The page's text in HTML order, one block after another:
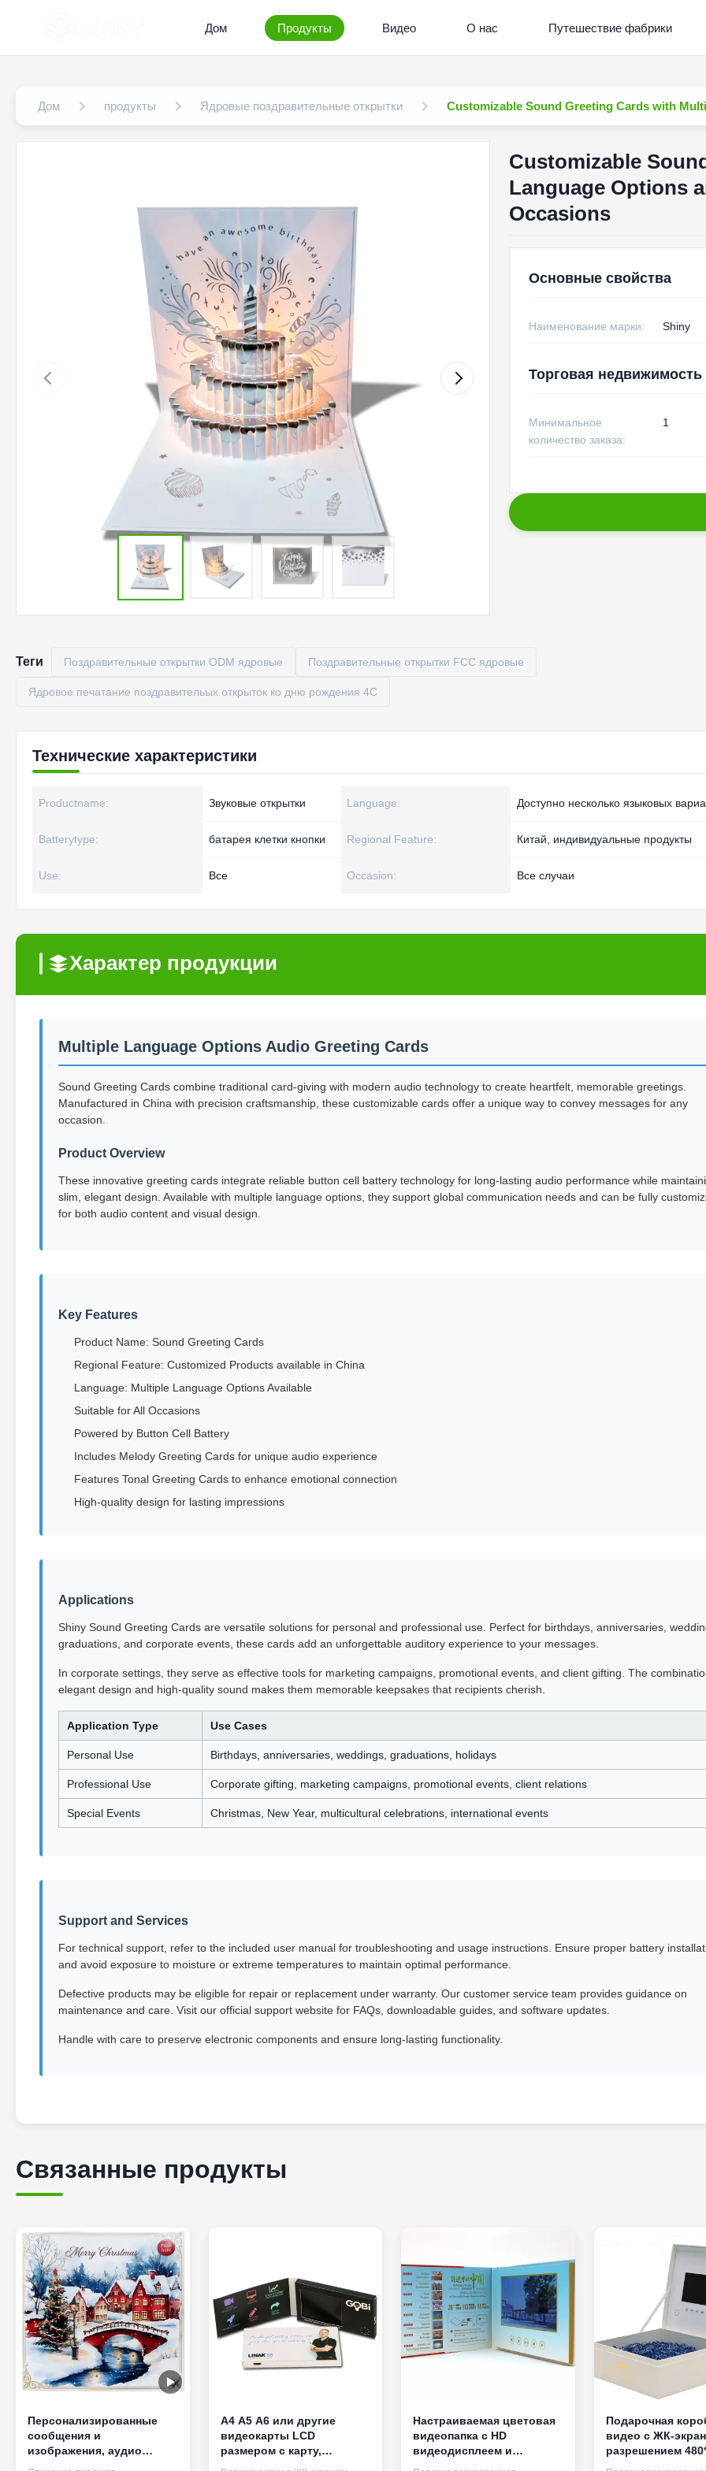
Дом Продукты Видео О нас Путешествие фабрики
Дом продукты Ядровые поздравительные открытки Customizable Sound Greeting Cards with
Customizable
Language Options
Occasions
Основные свойства
Наименование марки: Shiny
Торговая недвижимость
Минимальное
количество заказа:
1
Теги Поздравительные открытки ODM ядровые Поздравительные открытки FCC ядровые
Ядровое печатание поздравительых открыток ко дню рождения 4C
Технические характеристики
Productname: Звуковые открытки Language: Доступно несколько языковых
Batterytype: батарея клетки кнопки Regional Feature: Китай, индивидуальные продукты
Use: Все Occasion: Все случаи
Характер продукции
Multiple Language Options Audio Greeting Cards
Sound Greeting Cards combine traditional card-giving with modern audio technology to create heartfelt, memorable greetings.
Manufactured in China with precision craftsmanship, these customizable cards offer a unique way to convey messages for any
occasion.
Product Overview
These innovative greeting cards integrate reliable button cell battery technology for long-lasting audio performance while
slim, elegant design. Available with multiple language options, they support global communication needs and can be fully
for both audio content and visual design.
Key Features
Product Name: Sound Greeting Cards
Regional Feature: Customized Products available in China
Language: Multiple Language Options Available
Suitable for All Occasions
Powered by Button Cell Battery
Includes Melody Greeting Cards for unique audio experience
Features Tonal Greeting Cards to enhance emotional connection
High-quality design for lasting impressions
Applications
Shiny Sound Greeting Cards are versatile solutions for personal and professional use. Perfect for birthdays, anniversaries,
graduations, and corporate events, these cards add an unforgettable auditory experience to your messages.
In corporate settings, they serve as effective tools for marketing campaigns, promotional events, and client gifting. The
elegant design and high-quality sound makes them memorable keepsakes that recipients cherish.
Application Type Use Cases
Personal Use Birthdays, anniversaries, weddings, graduations, holidays
Professional Use Corporate gifting, marketing campaigns, promotional events, client relations
Special Events Christmas, New Year, multicultural celebrations, international events
Support and Services
For technical support, refer to the included user manual for troubleshooting and usage instructions. Ensure proper battery
and avoid exposure to moisture or extreme temperatures to maintain optimal performance.
Defective products may be eligible for repair or replacement under warranty. Our customer service team provides guidance on
maintenance and care. Visit our official support website for FAQs, downloadable guides, and software updates.
Handle with care to preserve electronic components and ensure long-lasting functionality.
Связанные продукты
Персонализированные
сообщения и
изображения, аудио
поздравительные
А4 А5 А6 или другие
видеокарты LCD
размером с карту,
оборудованные HD Super
Настраиваемая цветовая
видеопапка с HD
видеодисплеем и
зарядной литий-ионной
Подарочная
видео с ЖК-
разрешением
методом печати